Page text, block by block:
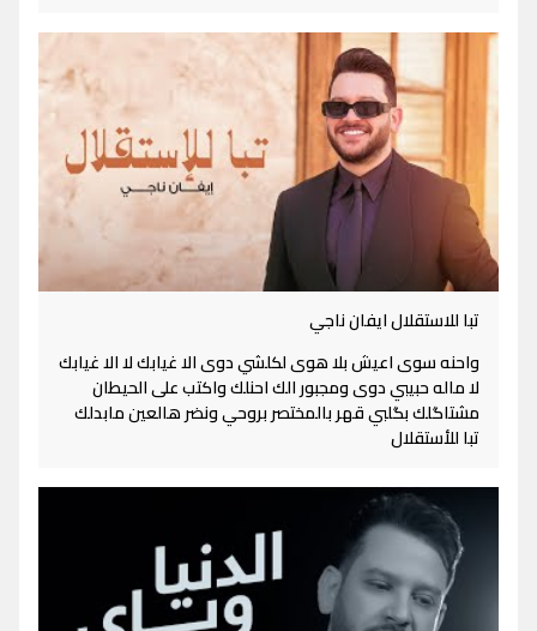
تبا للاستقلال ايفان ناجي
واحنه سوى اعيش بلا هوى لكلشي دوى الا غيابك لا الا غيابك
لا ماله حبيبي دوى ومجبور الك احنلك واكتب على الحيطان
مشتاگلك بگلبي قهر بالمختصر بروحي ونضر هالعين مابدلك
تبا للأستقلال